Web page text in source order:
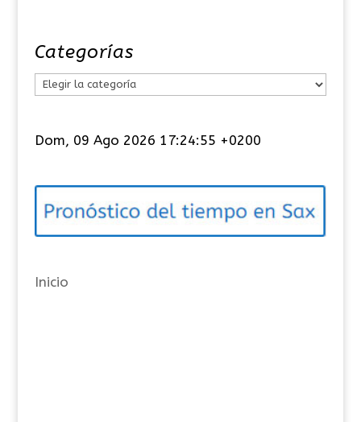
Categorías
e
o
í
s
Dom, 09 Ago 2026 17:24:55 +0200
Inicio